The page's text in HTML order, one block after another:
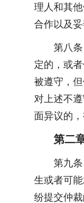
理人和其
合作以及妥
第八
定的，或
被遵守，
对上述不
面异议的，
第二
第九
生或者可
纷提交仲裁